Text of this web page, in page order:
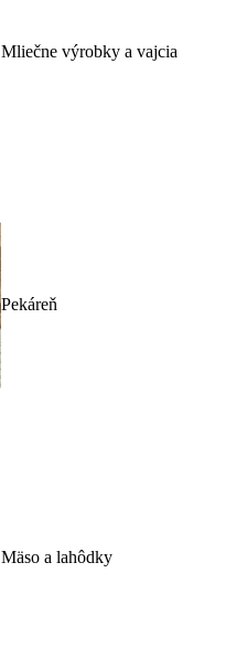
Mliečne výrobky a vajcia
Pekáreň
Mäso a lahôdky